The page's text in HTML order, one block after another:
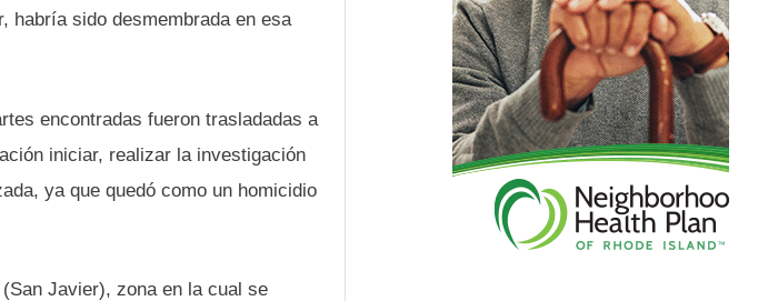
habría sido desmembrada en esa
encontradas fueron trasladadas a
iniciar, realizar la investigación
ya que quedó como un homicidio
Javier), zona en la cual se